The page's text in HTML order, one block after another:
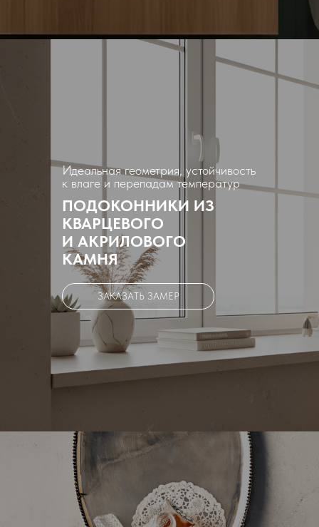
ПОДОКОННИКИ ИЗ
КВАРЦЕВОГО
И АКРИЛОВОГО
КАМНЯ
ЗАКАЗАТЬ ЗАМЕР
Идеальная геометрия, устойчивость
к влаге и перепадам температур